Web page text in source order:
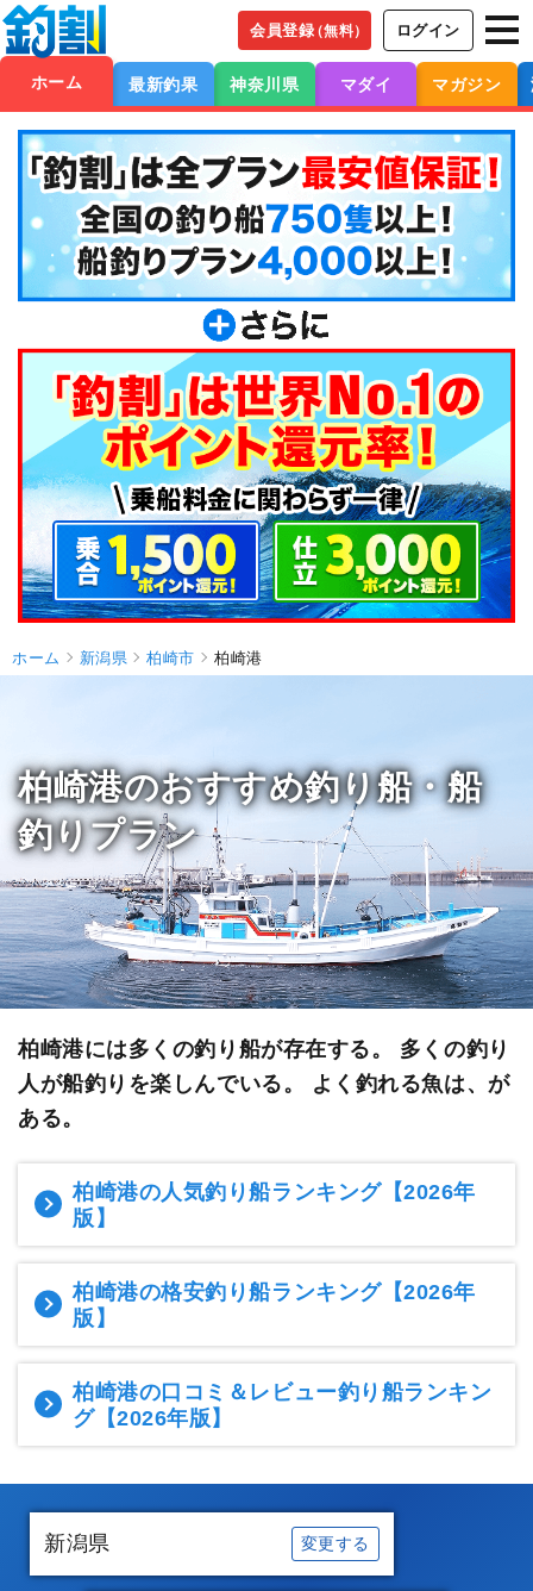
会員登録（無料） ログイン
ホーム 最新釣果 神奈川県 マダイ マガジン
ホーム 新潟県 柏崎市 柏崎港
柏崎港のおすすめ釣り船・船
釣りプラン
柏崎港には多くの釣り船が存在する。 多くの釣り
人が船釣りを楽しんでいる。
よく釣れる魚は、が
ある。
柏崎港の人気釣り船ランキング【2026年
版】
柏崎港の格安釣り船ランキング【2026年
版】
柏崎港の口コミ＆レビュー釣り船ランキン
グ【2026年版】
新潟県 変更する